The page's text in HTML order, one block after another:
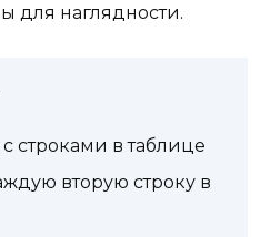
для наглядности.
строками в таблице
вторую строку в